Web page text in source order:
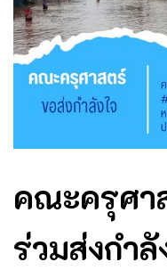
คณะครุศา
ร่วมส่งกำ